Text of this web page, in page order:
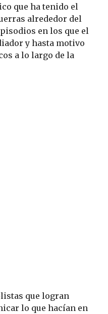
que ha tenido el
alrededor del
en los que el
y hasta motivo
a lo largo de la
que logran
lo que hacían en